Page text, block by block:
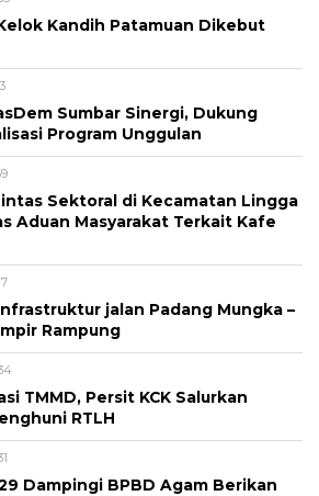
Kandih Patamuan Dikebut
Sumbar Sinergi, Dukung
Program Unggulan
Sektoral di Kecamatan Lingga
Aduan Masyarakat Terkait Kafe
jalan Padang Mungka –
Rampung
TMMD, Persit KCK Salurkan
RTLH
Dampingi BPBD Agam Berikan